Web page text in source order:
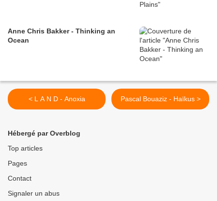
Anne Chris Bakker - Thinking an
Ocean
< L A N D - Anoxia Pascal Bouaziz - Haïkus >
Hébergé par Overblog
Top articles
Pages
Contact
Signaler un abus